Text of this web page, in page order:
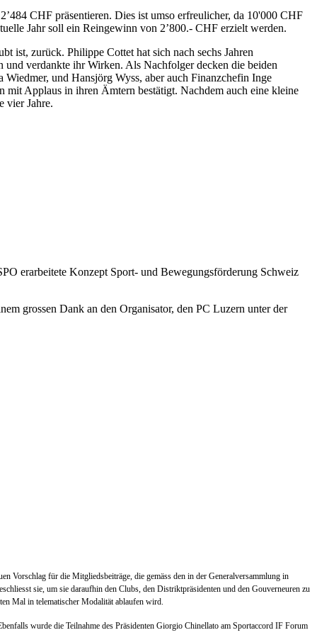
CHF präsentieren. Dies ist umso erfreulicher, da 10'000 CHF
Jahr soll ein Reingewinn von 2’800.- CHF erzielt werden.
ist, zurück. Philippe Cottet hat sich nach sechs Jahren
und verdankte ihr Wirken. Als Nachfolger decken die beiden
und Hansjörg Wyss, aber auch Finanzchefin Inge
Applaus in ihren Ämtern bestätigt. Nachdem auch eine kleine
vier Jahre.
erarbeitete Konzept Sport- und Bewegungsförderung Schweiz
grossen Dank an den Organisator, den PC Luzern unter der
Vorschlag für die Mitgliedsbeiträge, die gemäss den in der Generalversammlung in
sie, um sie daraufhin den Clubs, den Distriktpräsidenten und den Gouverneuren zu
Mal in telematischer Modalität ablaufen wird.
wurde die Teilnahme des Präsidenten Giorgio Chinellato am Sportaccord IF Forum